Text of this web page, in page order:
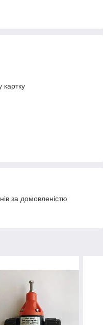
картку
за домовленістю